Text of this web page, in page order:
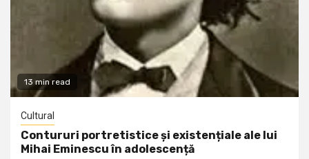
13 min read
Cultural
Contururi portretistice și existențiale ale lui
Mihai Eminescu în adolescență